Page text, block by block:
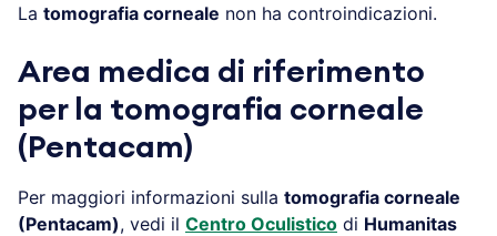
La tomografia corneale non ha controindicazioni.
Area medica di riferimento
per la tomografia corneale
(Pentacam)
Per maggiori informazioni sulla tomografia corneale
(Pentacam), vedi il Centro Oculistico di Humanitas